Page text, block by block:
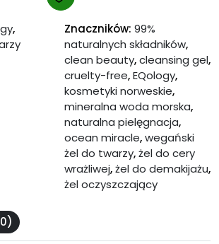
,
Znaczników: 99%
naturalnych składników,
clean beauty,cleansing gel,
cruelty-free,EQology,
kosmetyki norweskie,
mineralna woda morska,
naturalna pielęgnacja,
ocean miracle,wegański
żel do twarzy,żel do cery
wrażliwej,żel do demakijażu,
żel oczyszczający